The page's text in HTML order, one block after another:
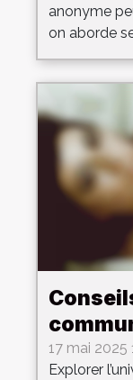
anonyme
on aborde
trios
17 mai 2025
Explorer